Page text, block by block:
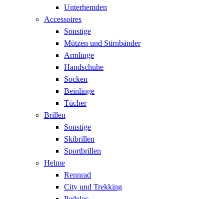
Unterhemden
Accessoires
Sonstige
Mützen und Stirnbänder
Armlinge
Handschuhe
Socken
Beinlinge
Tücher
Brillen
Sonstige
Skibrillen
Sportbrillen
Helme
Rennrad
City und Trekking